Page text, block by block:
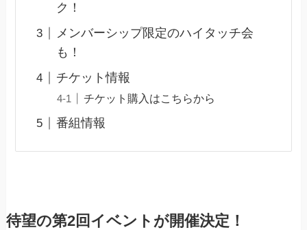
ク！
メンバーシップ限定のハイタッチ会
も！
チケット情報
チケット購入はこちらから
番組情報
待望の第2回イベントが開催決定！